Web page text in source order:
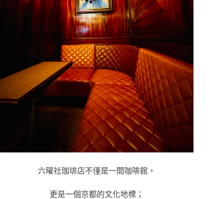
六曜社珈琲店不僅是一間咖啡館，
更是一個京都的文化地標；